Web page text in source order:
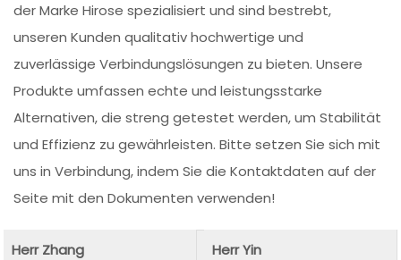
der Marke Hirose spezialisiert und sind bestrebt,
unseren Kunden qualitativ hochwertige und
zuverlässige Verbindungslösungen zu bieten. Unsere
Produkte umfassen echte und leistungsstarke
Alternativen, die streng getestet werden, um Stabilität
und Effizienz zu gewährleisten. Bitte setzen Sie sich mit
uns in Verbindung, indem Sie die Kontaktdaten auf der
Seite mit den Dokumenten verwenden!
Herr Zhang
Herr Yin